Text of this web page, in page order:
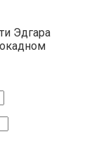
Эдгара